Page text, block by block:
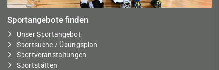
Sportangebote finden
Unser Sportangebot
Sportsuche / Übungsplan
Sportveranstaltungen
Sportstätten